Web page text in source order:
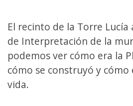
El recinto de la Torre
de Interpretación de la
podemos ver cómo era la
cómo se construyó y cómo
vida.